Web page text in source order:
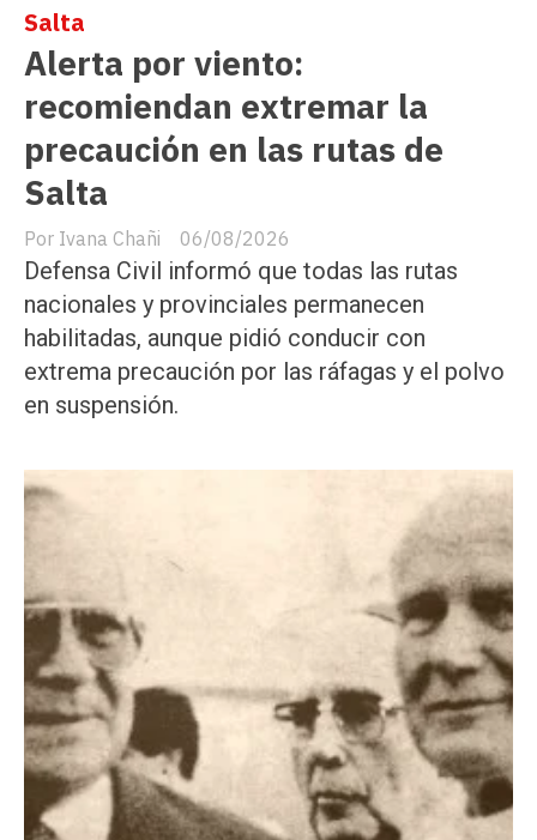
Alerta por viento:
recomiendan extremar la
precaución en las rutas de
Salta
Ivana Chañi
Salta
06/08/2026
Defensa Civil informó que todas las rutas
nacionales y provinciales permanecen
habilitadas, aunque pidió conducir con
extrema precaución por las ráfagas y el polvo
en suspensión.